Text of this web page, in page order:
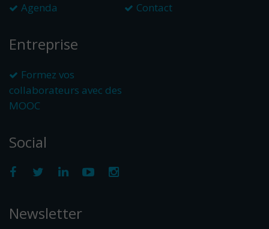
Agenda
Contact
Entreprise
Formez vos
collaborateurs avec des
MOOC
Social
Newsletter